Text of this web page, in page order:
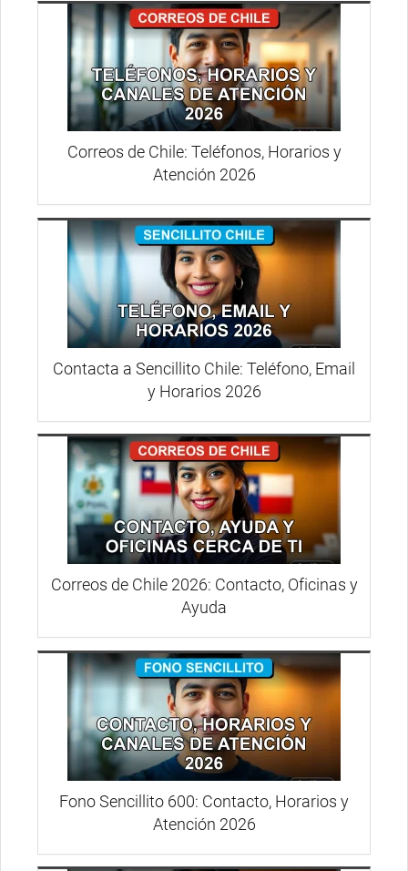
Correos de Chile: Teléfonos, Horarios y
Atención 2026
Contacta a Sencillito Chile: Teléfono, Email
y Horarios 2026
Correos de Chile 2026: Contacto, Oficinas y
Ayuda
Fono Sencillito 600: Contacto, Horarios y
Atención 2026